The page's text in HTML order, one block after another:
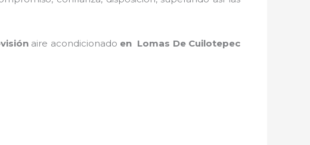
aire acondicionado en Lomas De Cuilotepec